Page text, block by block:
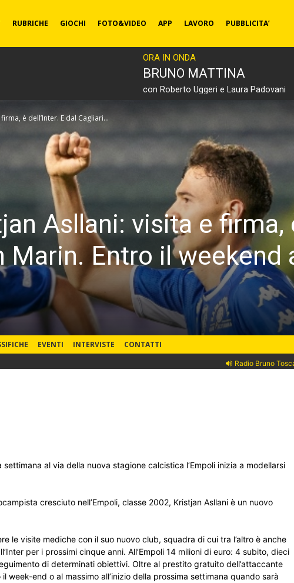
RUBRICHE GIOCHI FOTO&VIDEO APP LAVORO PUBBLICITA’
ORA IN ONDA
BRUNO MATTINA
con Roberto Uggeri e Laura Padovani
è dell’Inter. E dal Cagliari...
Asllani: visita e firma,
Marin. Entro il weekend
EVENTI INTERVISTE CONTATTI
Radio Bruno
al via della nuova stagione calcistica l’Empoli inizia a modellarsi
cresciuto nell’Empoli, classe 2002, Kristjan Asllani è un nuovo
le visite mediche con il suo nuovo club, squadra di cui tra l’altro è anche
per i prossimi cinque anni. All’Empoli 14 milioni di euro: 4 subito, dieci
di determinati obiettivi. Oltre al prestito gratuito dell’attaccante
week-end o al massimo all’inizio della prossima settimana quando sarà